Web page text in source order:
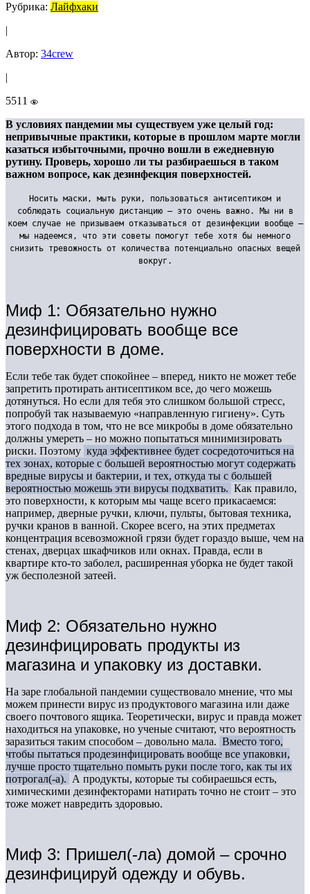
Рубрика: Лайфхаки
|
Автор: 34crew
|
5511
В условиях пандемии мы существуем уже целый год:
непривычные практики, которые в прошлом марте могли
казаться избыточными, прочно вошли в ежедневную
рутину. Проверь, хорошо ли ты разбираешься в таком
важном вопросе, как дезинфекция поверхностей.
Носить маски, мыть руки, пользоваться антисептиком и
соблюдать социальную дистанцию – это очень важно. Мы ни в
коем случае не призываем отказываться от дезинфекции вообще –
мы надеемся, что эти советы помогут тебе хотя бы немного
снизить тревожность от количества потенциально опасных вещей
вокруг.
Миф 1: Обязательно нужно
дезинфицировать вообще все
поверхности в доме.
Если тебе так будет спокойнее – вперед, никто не может тебе
запретить протирать антисептиком все, до чего можешь
дотянуться. Но если для тебя это слишком большой стресс,
попробуй так называемую «направленную гигиену». Суть
этого подхода в том, что не все микробы в доме обязательно
должны умереть – но можно попытаться минимизировать
риски. Поэтому куда эффективнее будет сосредоточиться на
тех зонах, которые с большей вероятностью могут содержать
вредные вирусы и бактерии, и тех, откуда ты с большей
вероятностью можешь эти вирусы подхватить. Как правило,
это поверхности, к которым мы чаще всего прикасаемся:
например, дверные ручки, ключи, пульты, бытовая техника,
ручки кранов в ванной. Скорее всего, на этих предметах
концентрация всевозможной грязи будет гораздо выше, чем на
стенах, дверцах шкафчиков или окнах. Правда, если в
квартире кто-то заболел, расширенная уборка не будет такой
уж бесполезной затеей.
Миф 2: Обязательно нужно
дезинфицировать продукты из
магазина и упаковку из доставки.
На заре глобальной пандемии существовало мнение, что мы
можем принести вирус из продуктового магазина или даже
своего почтового ящика. Теоретически, вирус и правда может
находиться на упаковке, но ученые считают, что вероятность
заразиться таким способом – довольно мала. Вместо того,
чтобы пытаться продезинфицировать вообще все упаковки,
лучше просто тщательно помыть руки после того, как ты их
потрогал(-а). А продукты, которые ты собираешься есть,
химическими дезинфекторами натирать точно не стоит – это
тоже может навредить здоровью.
Миф 3: Пришел(-ла) домой – срочно
дезинфицируй одежду и обувь.